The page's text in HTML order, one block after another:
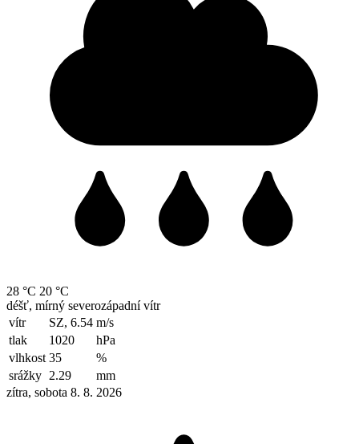
28 °C 20 °C
déšť, mírný severozápadní vítr
vítr
SZ, 6.54 m/s
tlak
1020
hPa
vlhkost 35
%
srážky 2.29
mm
zítra, sobota 8. 8. 2026